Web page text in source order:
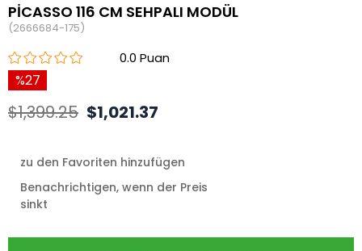
PİCASSO 116 CM SEHPALI MODÜL
(2666684-175)
0.0
27
$1,399.25 $1,021.37
zu den Favoriten hinzufügen
Benachrichtigen, wenn der Preis
sinkt